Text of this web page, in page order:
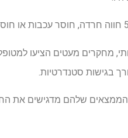
מחקרים מעטים הציעו
בגישות סטנדרטיות.
שלהם מדגישים את